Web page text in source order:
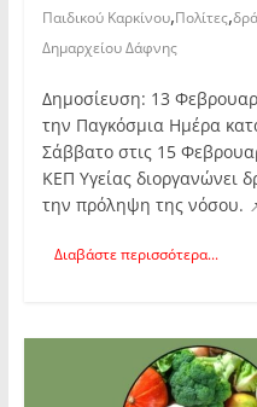
Παιδικού Καρκίνου,Πολίτες,
Δημαρχείου Δάφνης
Δημοσίευση: 13
την Παγκόσμια Ημέρα
Σάββατο στις 15
ΚΕΠ Υγείας διοργανώνει
την πρόληψη της νόσου.
Διαβάστε περισσότερα...